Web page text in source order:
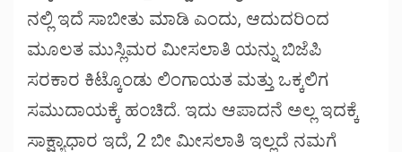
ನಲ್ಲಿ ಇದೆ ಸಾಬೀತು ಮಾಡಿ ಎಂದು, ಆದುದರಿಂದ
ಮೂಲತ ಮುಸ್ಲಿಮರ ಮೀಸಲಾತಿ ಯನ್ನು ಬಿಜೆಪಿ
ಸರಕಾರ ಕಿಟ್ಕೊಂಡು ಲಿಂಗಾಯತ ಮತ್ತು ಒಕ್ಕಲಿಗ
ಸಮುದಾಯಕ್ಕೆ ಹಂಚಿದೆ. ಇದು ಆಪಾದನೆ ಅಲ್ಲ ಇದಕ್ಕೆ
ಸಾಕ್ಷ್ಯಾಧಾರ ಇದೆ, 2 ಬೀ ಮೀಸಲಾತಿ ಇಲ್ಲದೆ ನಮಗೆ